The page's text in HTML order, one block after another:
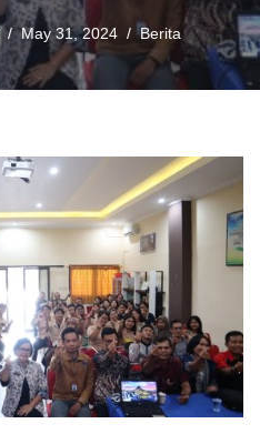
May 31, 2024 Berita